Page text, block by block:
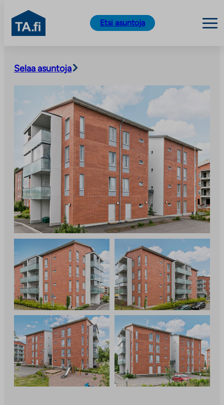
sisältöön
TA.fi
Etsi asuntoja
Selaa asuntoja